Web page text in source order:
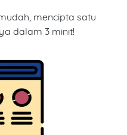
mencipta satu
dalam 3 minit!